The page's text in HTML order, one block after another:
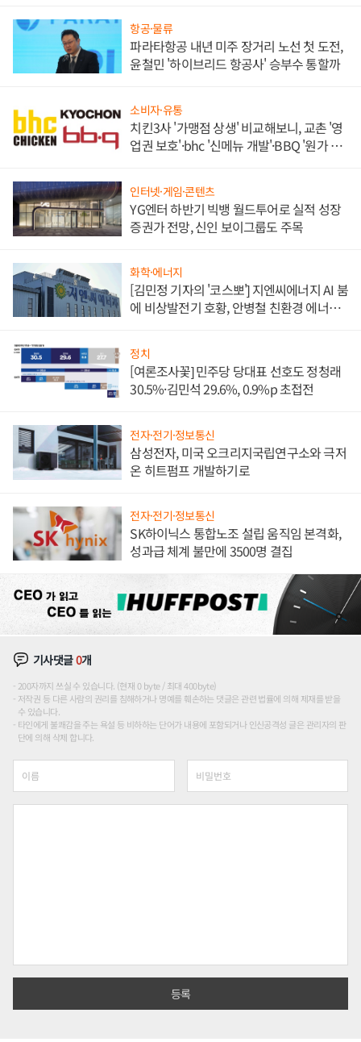
항공·물류
파라타항공 내년 미주 장거리 노선 첫 도전,
윤철민 '하이브리드 항공사' 승부수 통할까
소비자·유통
치킨3사 '가맹점 상생' 비교해보니, 교촌 '영
업권 보호'·bhc '신메뉴 개발'·BBQ '원가 부
인터넷·게임·콘텐츠
YG엔터 하반기 빅뱅 월드투어로 실적 성장
증권가 전망, 신인 보이그룹도 주목
화학·에너지
[김민정 기자의 '코스뽀'] 지엔씨에너지 AI 붐
에 비상발전기 호황, 안병철 친환경 에너지
정치
[여론조사꽃] 민주당 당대표 선호도 정청래
30.5%·김민석 29.6%, 0.9%p 초접전
전자·전기·정보통신
삼성전자, 미국 오크리지국립연구소와 극저
온 히트펌프 개발하기로
전자·전기·정보통신
SK하이닉스 통합노조 설립 움직임 본격화,
성과급 체계 불만에 3500명 결집
기사댓글0개
200자까지 쓰실 수 있습니다. (현재 0 byte / 최대 400byte)
저작권 등 다른 사람의 권리를 침해하거나 명예를 훼손하는 댓글은 관련 법률에 의해 제재를 받을
수 있습니다.
타인에게 불쾌감을 주는 욕설 등 비하하는 단어가 내용에 포함되거나 인신공격성 글은 관리자의 판
단에 의해 삭제 합니다.